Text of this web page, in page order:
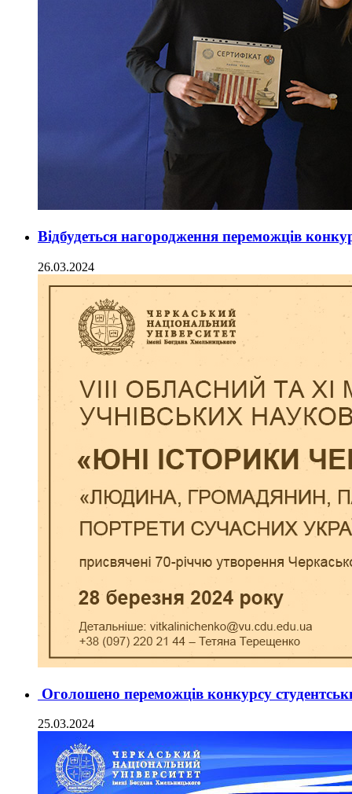
Відбудеться нагородження переможців
26.03.2024
Оголошено переможців конкурсу
25.03.2024